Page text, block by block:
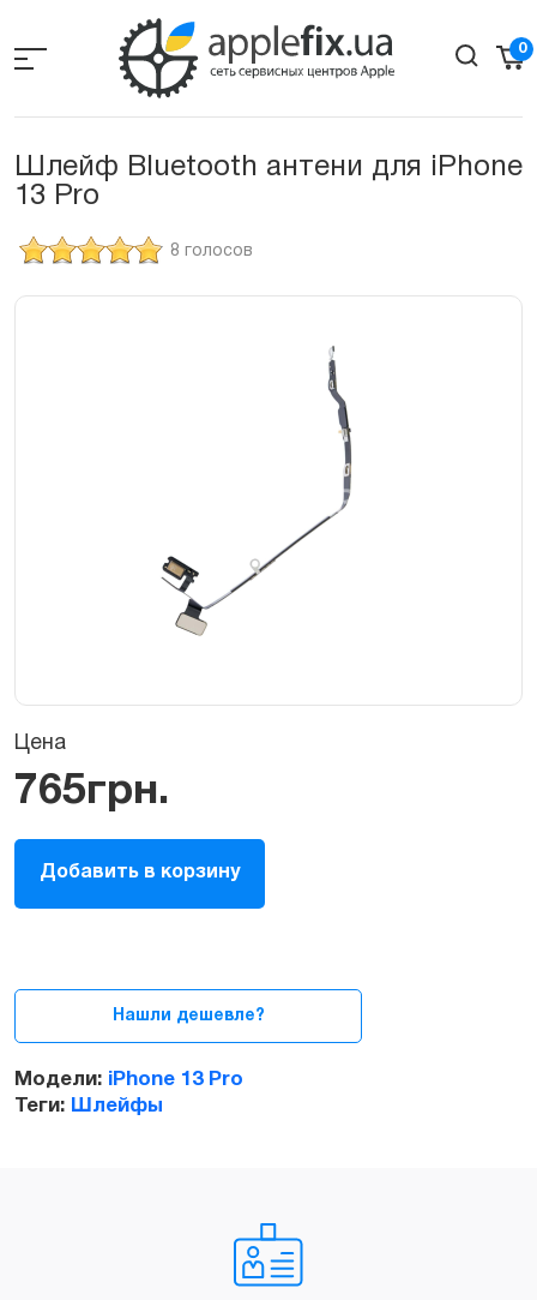
the
0
Шлейф Bluetooth антени для iPhone
13 Pro
8 голосов
Цена
765грн.
Шлейф
Bluetooth
антени
quantity
Добавить в корзину
Нашли дешевле?
Модели: iPhone 13 Pro
Теги: Шлейфы